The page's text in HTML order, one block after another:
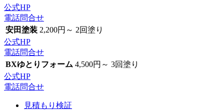
公式HP
電話問合せ
安田塗装 2,200円～ 2回塗り
公式HP
電話問合せ
BXゆとりフォーム 4,500円～ 3回塗り
公式HP
電話問合せ
見積もり検証